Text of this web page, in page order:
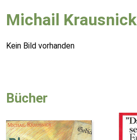
Michail Krausnick
Kein Bild vorhanden
Bücher